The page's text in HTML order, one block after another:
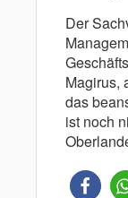
Der
Magirus,
das
ist noch